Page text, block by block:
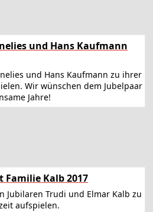
und Hans Kaufmann
und Hans Kaufmann zu ihrer
Wir wünschen dem Jubelpaar
Jahre!
Familie Kalb 2017
Jubilaren Trudi und Elmar Kalb zu
aufspielen.